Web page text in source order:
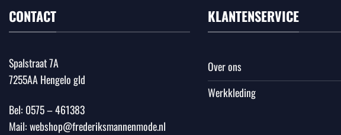
CONTACT
Spalstraat 7A
7255AA Hengelo gld
Bel: 0575 – 461383
Mail:webshop@frederiksmannenmode.nl
KLANTENSERVICE
Over ons
Werkkleding